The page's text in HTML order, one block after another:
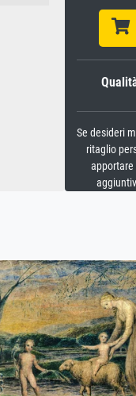
Se desideri
ritaglio